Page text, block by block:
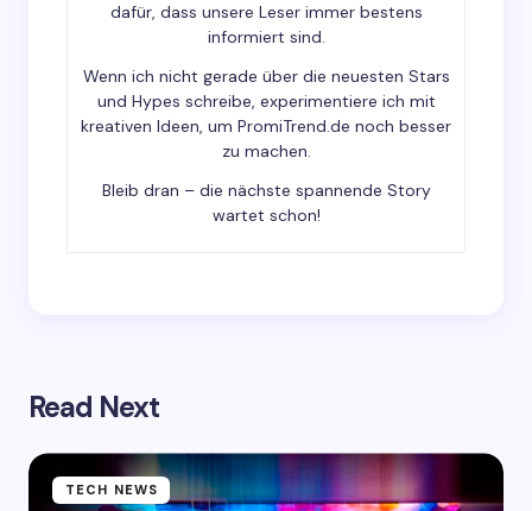
Save my name and email in this browser for the
Submit Comment
dafür, dass unsere Leser immer bestens
informiert sind.
Wenn ich nicht gerade über die neuesten Stars
und Hypes schreibe, experimentiere ich mit
kreativen Ideen, um PromiTrend.de noch besser
zu machen.
Bleib dran – die nächste spannende Story
wartet schon!
Read Next
TECH NEWS